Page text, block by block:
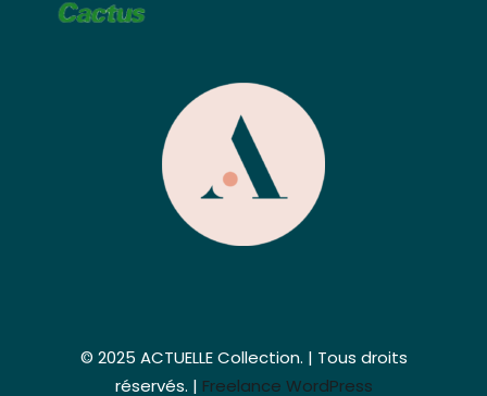
© 2025 ACTUELLE Collection. | Tous droits
réservés. | Freelance WordPress